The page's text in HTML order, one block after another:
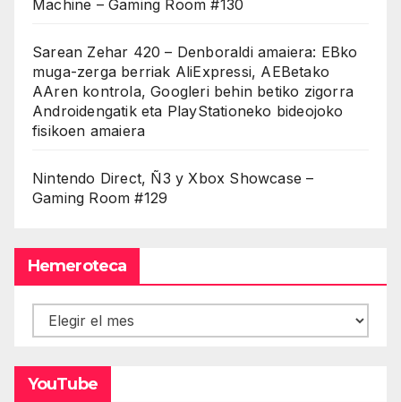
Machine – Gaming Room #130
Sarean Zehar 420 – Denboraldi amaiera: EBko
muga-zerga berriak AliExpressi, AEBetako
AAren kontrola, Googleri behin betiko zigorra
Androidengatik eta PlayStationeko bideojoko
fisikoen amaiera
Nintendo Direct, Ñ3 y Xbox Showcase –
Gaming Room #129
Hemeroteca
Hemeroteca
YouTube